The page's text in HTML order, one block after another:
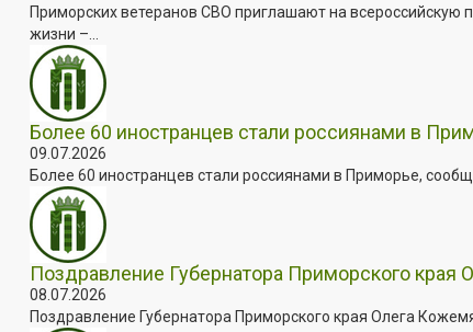
Приморских ветеранов СВО приглашают на
жизни –...
Более 60 иностранцев стали россиянами в
09.07.2026
Более 60 иностранцев стали россиянами в Приморье,
Поздравление Губернатора Приморского
08.07.2026
Поздравление Губернатора Приморского края Олега